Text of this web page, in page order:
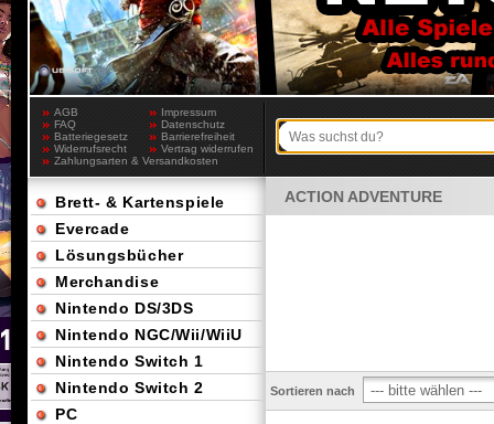
AGB
Impressum
FAQ
Datenschutz
Batteriegesetz
Barrierefreiheit
Widerrufsrecht
Vertrag widerrufen
Zahlungsarten & Versandkosten
ACTION ADVENTURE
Sortieren nach
Brett- & Kartenspiele
Evercade
Lösungsbücher
Merchandise
Nintendo DS/3DS
Nintendo NGC/Wii/WiiU
Nintendo Switch 1
Nintendo Switch 2
PC